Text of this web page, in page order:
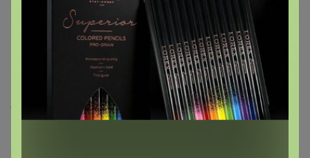
Магистр
19 января, 2024 20:07
В Манском районе в конце января закрывается
единственный ЦР. Останемся без 24-0к